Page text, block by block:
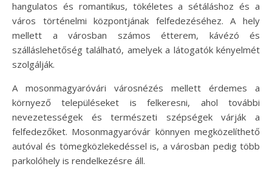
hangulatos és romantikus, tökéletes a sétáláshoz és a
város történelmi központjának felfedezéséhez. A hely
mellett a városban számos étterem, kávézó és
szálláslehetőség található, amelyek a látogatók kényelmét
szolgálják.
A mosonmagyaróvári városnézés mellett érdemes a
környező településeket is felkeresni, ahol további
nevezetességek és természeti szépségek várják a
felfedezőket. Mosonmagyaróvár könnyen megközelíthető
autóval és tömegközlekedéssel is, a városban pedig több
parkolóhely is rendelkezésre áll.